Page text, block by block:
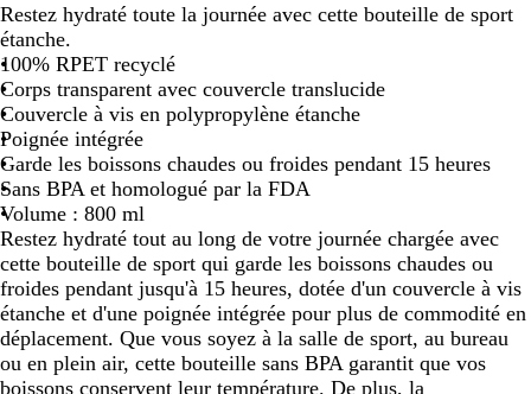
i
r
a
n
s
p
a
r
e
n
t
e
u
r
o
i
r
t
c
i
t
r
o
n
u
g
e
Restez hydraté toute la journée avec cette bouteille de sport
étanche.
100% RPET recyclé
Corps transparent avec couvercle translucide
Couvercle à vis en polypropylène étanche
Poignée intégrée
Garde les boissons chaudes ou froides pendant 15 heures
Sans BPA et homologué par la FDA
Volume : 800 ml
Restez hydraté tout au long de votre journée chargée avec
cette bouteille de sport qui garde les boissons chaudes ou
froides pendant jusqu'à 15 heures, dotée d'un couvercle à vis
étanche et d'une poignée intégrée pour plus de commodité en
déplacement. Que vous soyez à la salle de sport, au bureau
ou en plein air, cette bouteille sans BPA garantit que vos
boissons conservent leur température. De plus, la